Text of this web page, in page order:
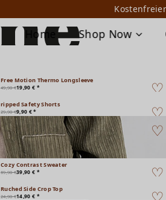
Home Shop Now
Free Motion Thermo Longsleeve
49,90 €19,90 € *
ripped Safety Shorts
29,90 €9,90 € *
Cozy Contrast Sweater
69,90 €39,90 € *
Ruched Side Crop Top
24,90 €14,90 € *